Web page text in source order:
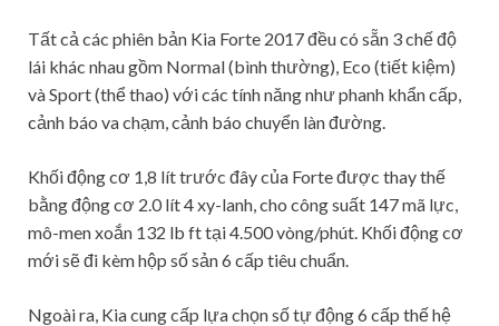
Tất cả các phiên bản Kia Forte 2017 đều có sẵn 3 chế độ
lái khác nhau gồm Normal (bình thường), Eco (tiết kiệm)
và Sport (thể thao) với các tính năng như phanh khẩn cấp,
cảnh báo va chạm, cảnh báo chuyển làn đường.
Khối động cơ 1,8 lít trước đây của Forte được thay thế
bằng động cơ 2.0 lít 4 xy-lanh, cho công suất 147 mã lực,
mô-men xoắn 132 lb ft tại 4.500 vòng/phút. Khối động cơ
mới sẽ đi kèm hộp số sản 6 cấp tiêu chuẩn.
Ngoài ra, Kia cung cấp lựa chọn số tự động 6 cấp thế hệ